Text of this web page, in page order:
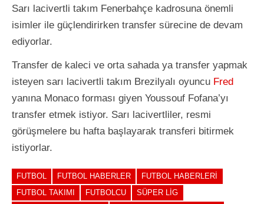
Sarı lacivertli takım Fenerbahçe kadrosuna önemli
isimler ile güçlendirirken transfer sürecine de devam
ediyorlar.
Transfer de kaleci ve orta sahada ya transfer yapmak
isteyen sarı lacivertli takım Brezilyalı oyuncu Fred
yanına Monaco forması giyen Youssouf Fofana’yı
transfer etmek istiyor. Sarı lacivertliler, resmi
görüşmelere bu hafta başlayarak transferi bitirmek
istiyorlar.
FUTBOL FUTBOL HABERLER
FUTBOL HABERLERI
FUTBOL TAKIMI
FUTBOLCU
SÜPER LIG